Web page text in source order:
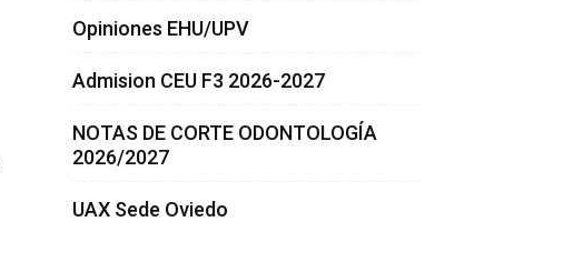
Opiniones EHU/UPV
Admision CEU F3 2026-2027
NOTAS DE CORTE ODONTOLOGÍA
2026/2027
UAX Sede Oviedo